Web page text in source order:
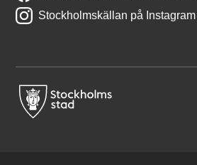
Stockholmskällan på Instagram